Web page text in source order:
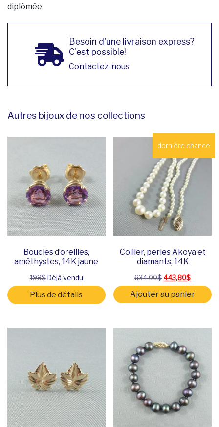
diplômée
Besoin d'une livraison express?
C'est possible!
Contactez-nous
Autres bijoux de nos collections
Boucles d’oreilles,
améthystes, 14K jaune
198$Déjà vendu
Plus de détails
dernière chance
Collier, perles Akoya et
diamants, 14K
634,00$ Le prix initial
443,80$Le prix
Ajouter au panier